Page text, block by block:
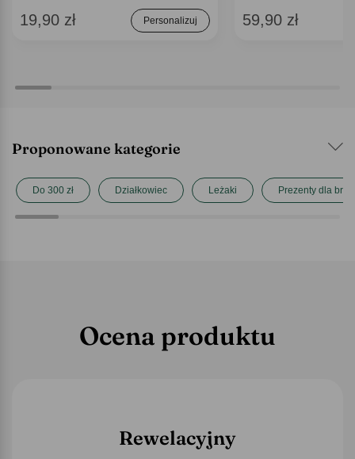
19,90 zł Personalizuj 59,90 zł
Proponowane kategorie
Do 300 zł Działkowiec Leżaki Prezenty dla
Ocena produktu
Rewelacyjny